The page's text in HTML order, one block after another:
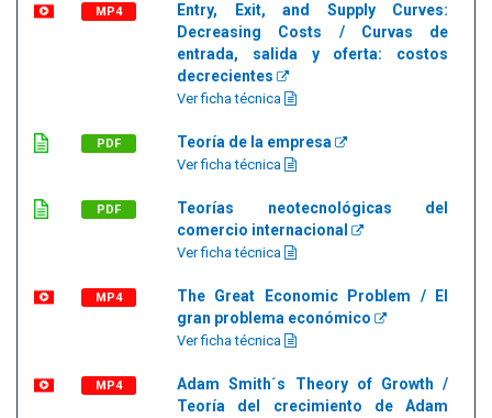
MP4
Entry, Exit, and Supply Curves:
Decreasing Costs / Curvas de
entrada, salida y oferta: costos
decrecientes
Ver ficha técnica
PDF Teoría de la empresa
Ver ficha técnica
PDF
Teorías neotecnológicas del
comercio internacional
Ver ficha técnica
MP4
The Great Economic Problem / El
gran problema económico
Ver ficha técnica
MP4
Adam Smith´s Theory of Growth /
Teoría del crecimiento de Adam